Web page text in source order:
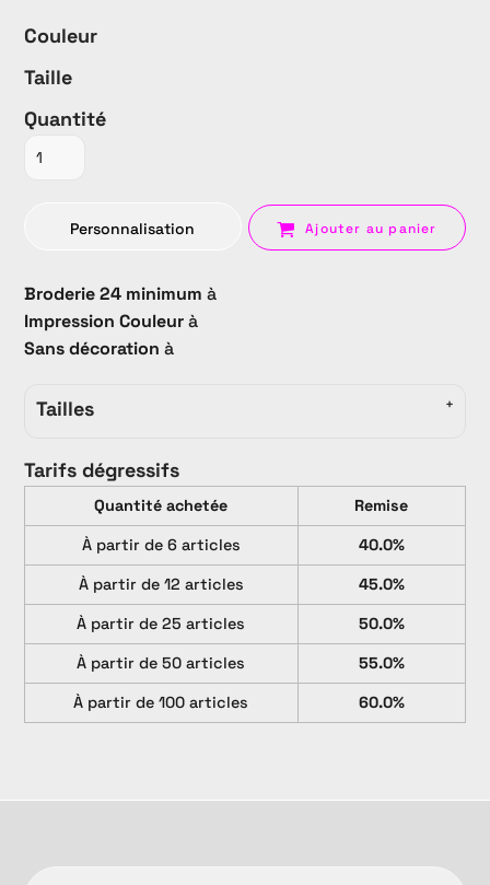
Couleur
Taille
Quantité
Personnalisation Ajouter au panier
Broderie 24 minimum à
Impression Couleurà
Sans décoration à
Tailles
Tarifs dégressifs
Quantité achetée
Remise
À partir de 6 articles
40.0%
À partir de 12 articles
45.0%
À partir de 25 articles
50.0%
À partir de 50 articles
55.0%
À partir de 100 articles
60.0%